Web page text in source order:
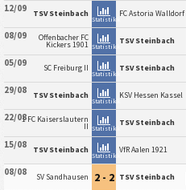
12/09 TSV Steinbach
Statistikk
FC Astoria Walldorf
08/09 Offenbacher FC
Kickers 1901 Statistikk
TSV Steinbach
05/09 SC Freiburg II
Statistikk
TSV Steinbach
29/08 TSV Steinbach
Statistikk
KSV Hessen Kassel
22/081 FC Kaiserslautern
II Statistikk
TSV Steinbach
15/08 TSV Steinbach
Statistikk
VfR Aalen 1921
08/08 SV Sandhausen 2 - 2 TSV Steinbach